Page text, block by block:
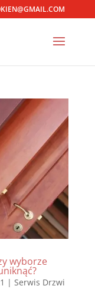
wyborze
| Serwis Drzwi